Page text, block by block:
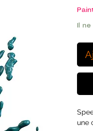
Il
une